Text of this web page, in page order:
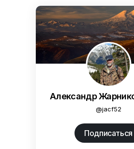
Александр
@jacf52
Подписаться